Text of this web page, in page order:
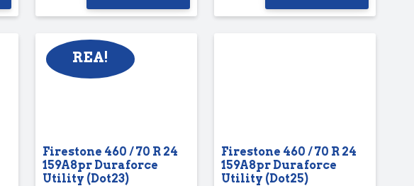
REA!
Firestone 460 / 70 R 24
159A8pr Duraforce
Utility (Dot23)
Firestone 460 / 70 R 24
159A8pr Duraforce
Utility (Dot25)